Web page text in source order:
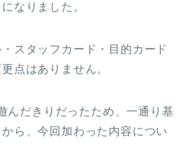
なりました。
スタッフカード・目的カード
点はありません。
んだきりだったため、一通り基
ら、今回加わった内容につい